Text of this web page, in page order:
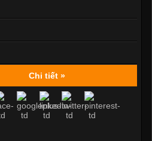
Chi tiết »